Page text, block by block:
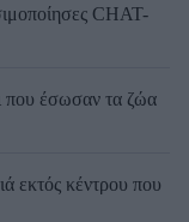
CHAT-
που έσωσαν τα ζώα
εκτός κέντρου που